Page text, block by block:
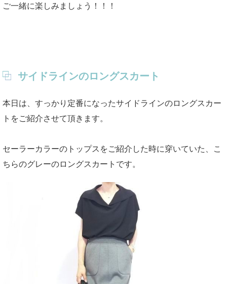
ご一緒に楽しみましょう！！！
サイドラインのロングスカート
本日は、すっかり定番になったサイドラインのロングスカー
トをご紹介させて頂きます。
セーラーカラーのトップスをご紹介した時に穿いていた、こ
ちらのグレーのロングスカートです。